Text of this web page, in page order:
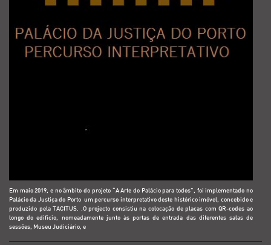
Em maio 2019, e no âmbito do projeto “A Arte do Palácio para todos”, foi implementado no
Palácio da Justiça do Porto um percurso interpretativo deste histórico imóvel, concebido e
produzido pela TACITUS. .O projecto consistiu na colocação de placas com QR-codes ao
longo do edifício, nomeadamente junto às portas de entrada das diferentes salas de
sessões, Museu Judiciário, e